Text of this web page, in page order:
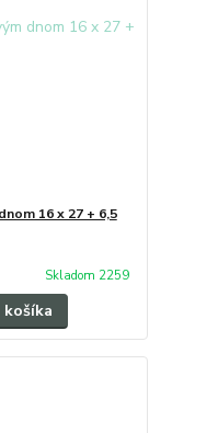
16 x 27 + 6,5
Skladom 2259